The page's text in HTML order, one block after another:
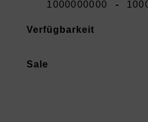
-
Verfügbarkeit
Auf Nachbestellung
Sale